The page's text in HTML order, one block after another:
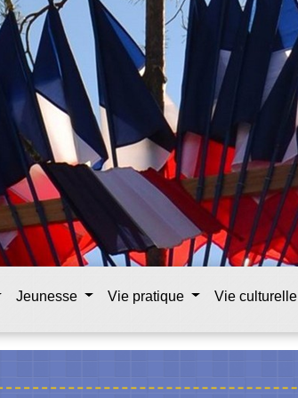
Jeunesse Vie pratique Vie culturelle